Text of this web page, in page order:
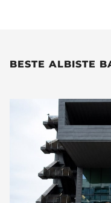
BESTE ALBISTE